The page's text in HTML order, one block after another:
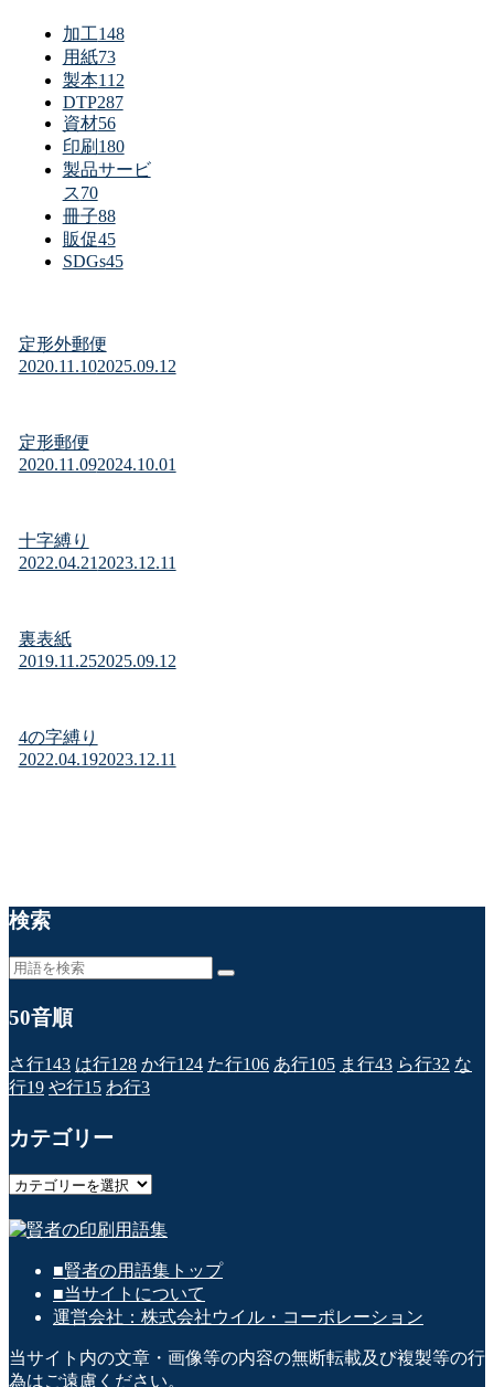
加工148
用紙73
製本112
DTP287
資材56
印刷 180
製品サービ
ス70
冊子88
販促45
SDGs45
定形外郵便
2020.11.102025.09.12
定形郵便
2020.11.092024.10.01
十字縛り
2022.04.21 2023.12.11
裏表紙
2019.11.252025.09.12
4の字縛り
2022.04.192023.12.11
検索
50音順
さ行143 は行128 か行124 た行106 あ行105 ま行43 ら行32 な
行19 や行15 わ行3
カテゴリー
カ
ゴ
■賢者の用語集トップ
■当サイトについて
運営会社：株式会社ウイル・コーポレーション
当サイト内の文章・画像等の内容の無断転載及び複製等の行
為はご遠慮ください。